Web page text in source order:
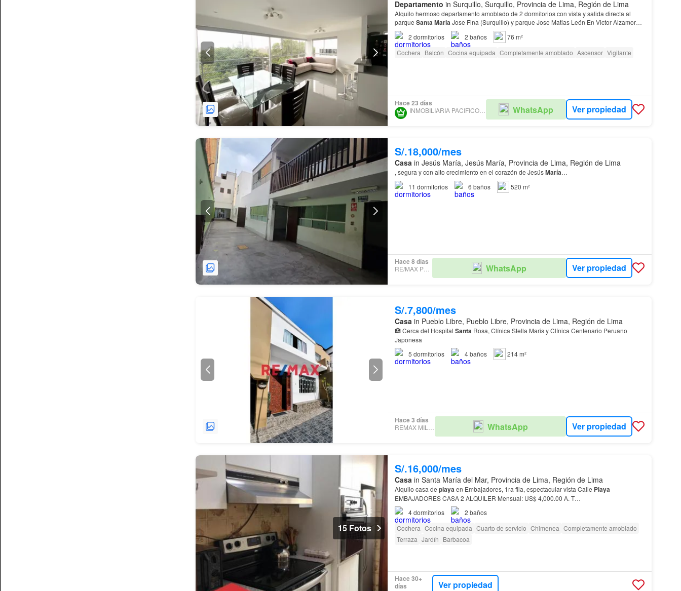
Departamento in Surquillo, Surquillo, Provincia de Lima, Región de Lima
Alquilo hermoso departamento amoblado de 2 dormitorios con vista y salida directa al
parque SantaMariaJose Fina (Surquillo) y parque Jose Matias León En Victor Alzamora
cdra…
2 dormitorios 2 baños
76 m²
Cochera Balcón Cocina equipada Completamente amoblado Ascensor Vigilante
Hace 23 días
INMOBILIARIA PACIFICO -CONFIANZA TOTAL WhatsApp Ver propiedad
S/.18,000/mes
Casa in Jesús María, Jesús María, Provincia de Lima, Región de Lima
, segura y con alto crecimiento en el corazón de JesúsMaría…
11 dormitorios 6 baños 520 m²
Hace 8 días
RE/MAX PRIME WhatsApp Ver propiedad
S/.7,800/mes
Casa in Pueblo Libre, Pueblo Libre, Provincia de Lima, Región de Lima
🏥 Cerca del Hospital Santa Rosa, Clínica Stella Maris y Clínica Centenario Peruano
Japonesa
5 dormitorios 4baños 214 m²
Hace 3 días
WhatsApp Ver propiedad
15 Fotos
S/.16,000/mes
Casa in Santa María del Mar, Provincia de Lima, Región de Lima
Alquilo casa de playaen Embajadores, 1ra fila, espectacular vista Calle Playa
EMBAJADORES CASA 2 ALQUILER Mensual: US$ 4,000.00 A. T…
4dormitorios 2 baños
Cochera Cocina equipada Cuarto de servicio Chimenea Completamente amoblado
Terraza Jardín Barbacoa
Hace 30+
días
Ver propiedad